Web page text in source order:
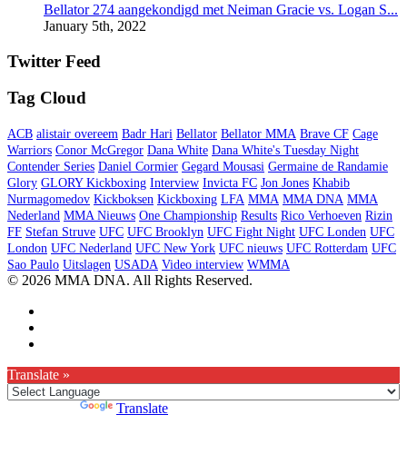
Bellator 274 aangekondigd met Neiman Gracie vs. Logan S...
January 5th, 2022
Twitter Feed
Tag Cloud
ACB alistair overeem Badr Hari Bellator Bellator MMA Brave CF Cage
Warriors Conor McGregor Dana White Dana White's Tuesday Night
Contender Series Daniel Cormier Gegard Mousasi Germaine de Randamie
Glory GLORY Kickboxing Interview Invicta FC Jon Jones Khabib
Nurmagomedov Kickboksen Kickboxing LFA MMA MMA DNA MMA
Nederland MMA Nieuws One Championship Results Rico Verhoeven Rizin
FF Stefan Struve UFC UFC Brooklyn UFC Fight Night UFC Londen UFC
London UFC Nederland UFC New York UFC nieuws UFC Rotterdam UFC
Sao Paulo Uitslagen USADA Video interview WMMA
© 2026 MMA DNA. All Rights Reserved.
Translate »
Translate